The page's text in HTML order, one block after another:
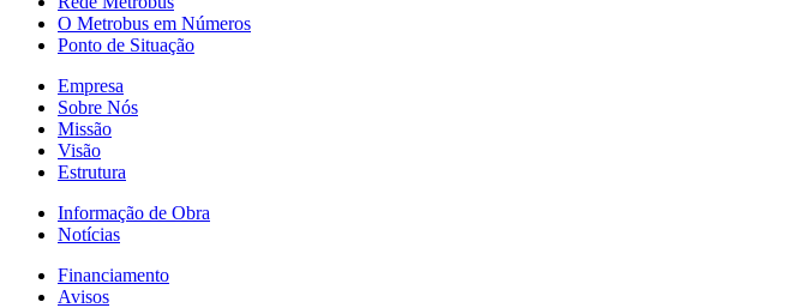
O Metrobus em Números
Ponto de Situação
Empresa
Sobre Nós
Missão
Visão
Estrutura
Informação de Obra
Notícias
Financiamento
Avisos